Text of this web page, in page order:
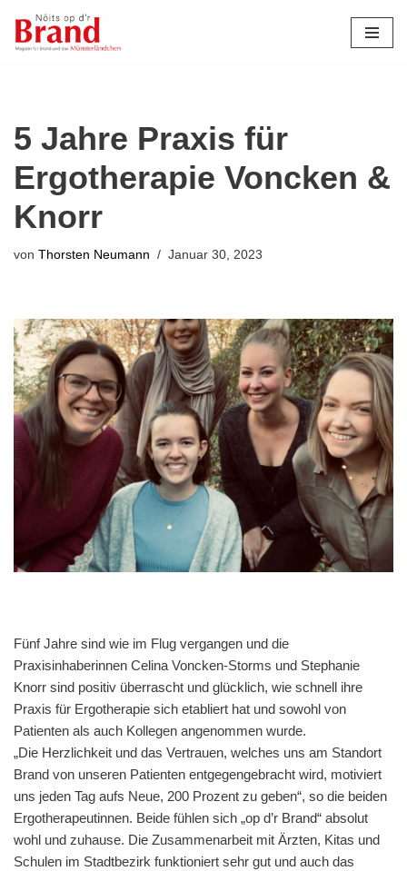
Zum
5 Jahre Praxis für
Ergotherapie Voncken &
Knorr
von Thorsten Neumann Januar 30, 2023
Fünf Jahre sind wie im Flug vergangen und die
Praxisinhaberinnen Celina Voncken-Storms und Stephanie
Knorr sind positiv überrascht und glücklich, wie schnell ihre
Praxis für Ergotherapie sich etabliert hat und sowohl von
Patienten als auch Kollegen angenommen wurde.
„Die Herzlichkeit und das Vertrauen, welches uns am Standort
Brand von unseren Patienten entgegengebracht wird, motiviert
uns jeden Tag aufs Neue, 200 Prozent zu geben“, so die beiden
Ergotherapeutinnen. Beide fühlen sich „op d’r Brand“ absolut
wohl und zuhause. Die Zusammenarbeit mit Ärzten, Kitas und
Schulen im Stadtbezirk funktioniert sehr gut und auch das